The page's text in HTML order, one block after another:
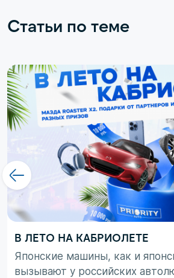
Статьи по теме
В ЛЕТО НА КАБРИОЛЕТЕ
Японские машины, как и
вызывают у российских